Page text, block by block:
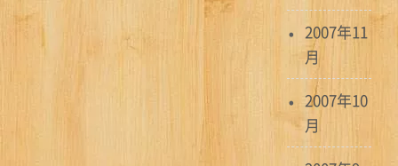
2007年11
月
2007年10
月